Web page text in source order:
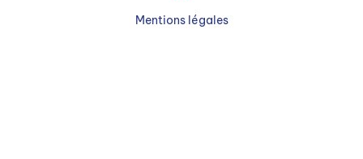
Mentions légales